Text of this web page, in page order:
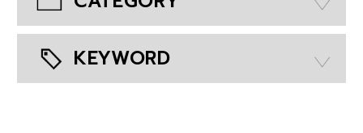
KEYWORD